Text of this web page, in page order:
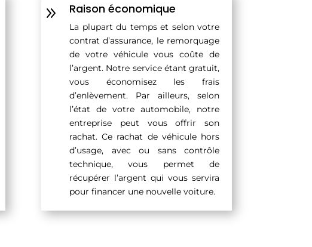
9 Raison économique
La plupart du temps et selon votre
contrat d’assurance, le remorquage
de votre véhicule vous coûte de
l’argent. Notre service étant gratuit,
vous économisez les frais
d’enlèvement. Par ailleurs, selon
l’état de votre automobile, notre
entreprise peut vous offrir son
rachat. Ce rachat de véhicule hors
d’usage, avec ou sans contrôle
technique, vous permet de
récupérer l’argent qui vous servira
pour financer une nouvelle voiture.